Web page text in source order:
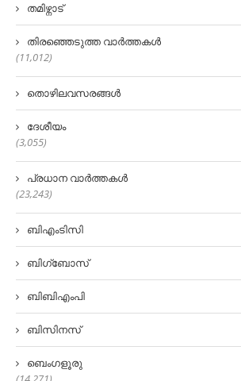
തമിഴ്നാട്
തിരഞ്ഞെടുത്ത വാർത്തകൾ
(11,012)
തൊഴിലവസരങ്ങൾ
ദേശീയം
(3,055)
പ്രധാന വാർത്തകൾ
(23,243)
ബിഎംടിസി
ബിഗ്‌ബോസ്
ബിബിഎംപി
ബിസിനസ്
ബെംഗളൂരു